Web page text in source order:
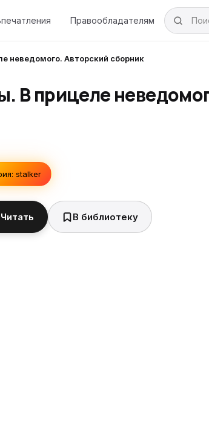
Правообладателям
неведомого. Авторский сборник
В прицеле
stalker
Читать В библиотеку